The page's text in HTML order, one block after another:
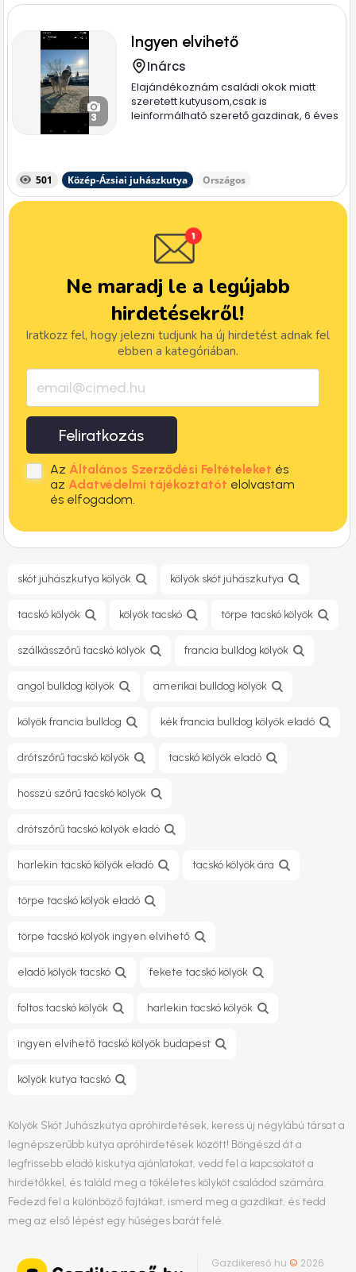
3
Ingyen elvihető
Inárcs
Elajándékoznám családi okok miatt
szeretett kutyusom,csak is
leinformálható szerető gazdinak, 6 éves
501 Közép-Ázsiai juhászkutya Országos
Ne maradj le a legújabb
hirdetésekről!
Iratkozz fel, hogy jelezni tudjunk ha új hirdetést adnak fel
ebben a kategóriában.
Feliratkozás
Az Általános Szerződési Feltételeket és
az Adatvédelmi tájékoztatót elolvastam
és elfogadom.
skót juhászkutya kölyök kölyök skót juhászkutya
tacskó kölyök kölyök tacskó törpe tacskó kölyök
szálkásszőrű tacskó kölyök francia bulldog kölyök
angol bulldog kölyök amerikai bulldog kölyök
kölyök francia bulldog kék francia bulldog kölyök eladó
drótszőrű tacskó kölyök tacskó kölyök eladó
hosszú szőrű tacskó kölyök
drótszőrű tacskó kölyök eladó
harlekin tacskó kölyök eladó tacskó kölyök ára
törpe tacskó kölyök eladó
törpe tacskó kölyök ingyen elvihető
eladó kölyök tacskó fekete tacskó kölyök
foltos tacskó kölyök harlekin tacskó kölyök
ingyen elvihető tacskó kölyök budapest
kölyök kutya tacskó
Kölyök Skót Juhászkutya apróhirdetések, keress új négylábú társat a
legnépszerűbb kutya apróhirdetések között! Böngészd át a
legfrissebb eladó kiskutya ajánlatokat, vedd fel a kapcsolatot a
hirdetőkkel, és találd meg a tökéletes kölyköt családod számára.
Fedezd fel a különböző fajtákat, ismerd meg a gazdikat, és tedd
meg az első lépést egy hűséges barát felé.
Gazdikereső.hu © 2026